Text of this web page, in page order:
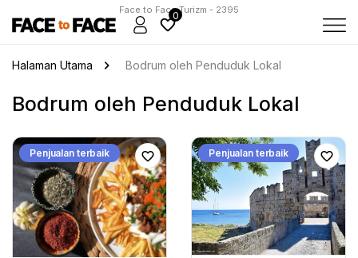
Face to Face Turizm - 2395
0
Halaman Utama Bodrum oleh Penduduk Lokal
Bodrum oleh Penduduk Lokal
Penjualan terbaik Penjualan terbaik